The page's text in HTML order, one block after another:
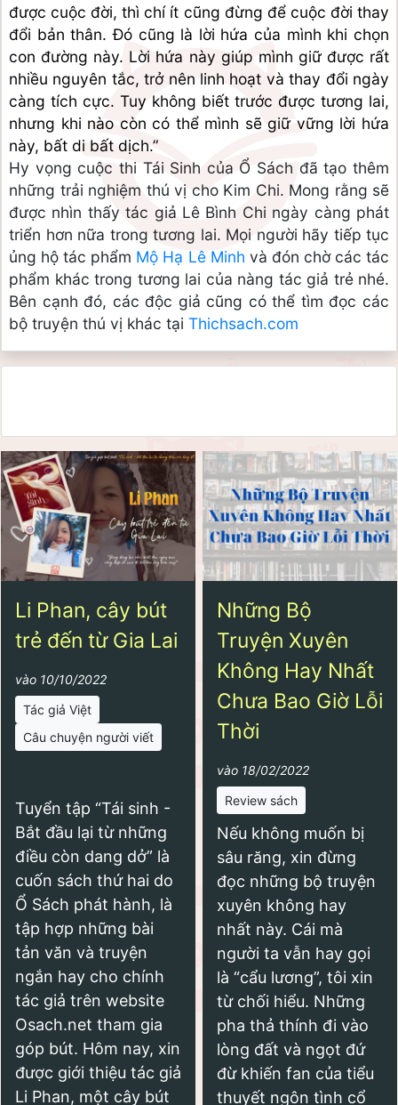
được cuộc đời, thì chí ít cũng đừng để cuộc đời thay
đổi bản thân. Đó cũng là lời hứa của mình khi chọn
con đường này. Lời hứa này giúp mình giữ được rất
nhiều nguyên tắc, trở nên linh hoạt và thay đổi ngày
càng tích cực. Tuy không biết trước được tương lai,
nhưng khi nào còn có thể mình sẽ giữ vững lời hứa
này, bất di bất dịch.”
Hy vọng cuộc thi Tái Sinh của Ổ Sách đã tạo thêm
những trải nghiệm thú vị cho Kim Chi. Mong rằng sẽ
được nhìn thấy tác giả Lê Bình Chi ngày càng phát
triển hơn nữa trong tương lai. Mọi người hãy tiếp tục
ủng hộ tác phẩm Mộ Hạ Lê Minh và đón chờ các tác
phẩm khác trong tương lai của nàng tác giả trẻ nhé.
Bên cạnh đó, các độc giả cũng có thể tìm đọc các
bộ truyện thú vị khác tại Thichsach.com
Li Phan, cây bút
trẻ đến từ Gia Lai
vào 10/10/2022
Tác giả Việt
Câu chuyện người viết
Tuyển tập “Tái sinh -
Bắt đầu lại từ những
điều còn dang dở” là
cuốn sách thứ hai do
Ổ Sách phát hành, là
tập hợp những bài
tản văn và truyện
ngắn hay cho chính
tác giả trên website
Osach.net tham gia
góp bút. Hôm nay, xin
được giới thiệu tác giả
Li Phan, một cây bút
Những Bộ
Truyện Xuyên
Không Hay Nhất
Chưa Bao Giờ Lỗi
Thời
vào 18/02/2022
Review sách
Nếu không muốn bị
sâu răng, xin đừng
đọc những bộ truyện
xuyên không hay
nhất này. Cái mà
người ta vẫn hay gọi
là “cẩu lương”, tôi xin
từ chối hiểu. Những
pha thả thính đi vào
lòng đất và ngọt đứ
đừ khiến fan của tiểu
thuyết ngôn tình cổ